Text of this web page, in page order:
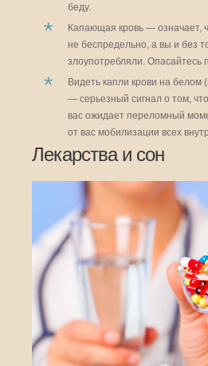
беду.
Капающая кровь — означает,
не беспредельно, а вы и без
злоупотребляли. Опасайтесь
Видеть капли крови на белом
— серьезный сигнал о том,
вас ожидает переломный
от вас мобилизации всех
Лекарства и сон